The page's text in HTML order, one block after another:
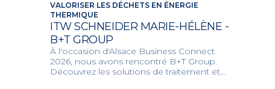
VALORISER LES DÉCHETS EN ÉNERGIE
THERMIQUE
ITW SCHNEIDER MARIE-HÉLÈNE -
B+T GROUP
À l'occasion d'Alsace Business Connect
2026, nous avons rencontré B+T Group.
Découvrez les solutions de traitement et